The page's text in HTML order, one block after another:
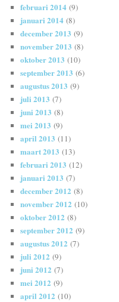
februari 2014 (9)
januari 2014 (8)
december 2013 (9)
november 2013 (8)
oktober 2013 (10)
september 2013 (6)
augustus 2013 (9)
juli 2013 (7)
juni 2013 (8)
mei 2013 (9)
april 2013 (11)
maart 2013 (13)
februari 2013 (12)
januari 2013 (7)
december 2012 (8)
november 2012 (10)
oktober 2012 (8)
september 2012 (9)
augustus 2012 (7)
juli 2012 (9)
juni 2012 (7)
mei 2012 (9)
april 2012 (10)